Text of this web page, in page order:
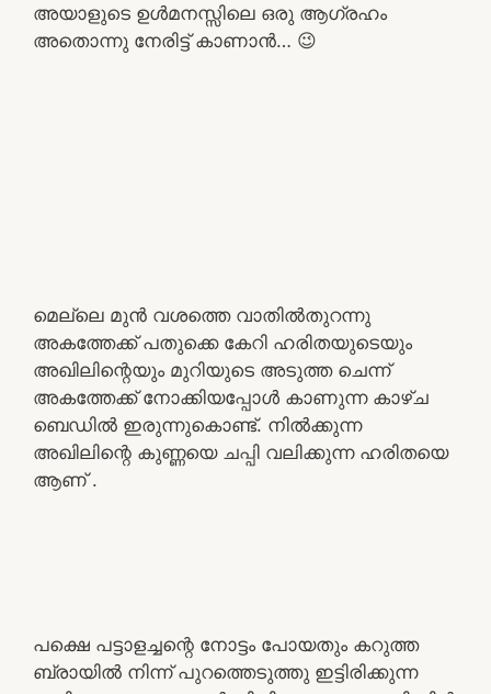
അയാളുടെ ഉൾമനസ്സിലെ ഒരു ആഗ്രഹം
അതൊന്നു നേരിട്ട് കാണാൻ… 😉
മെല്ലെ മുൻ വശത്തെ വാതിൽതുറന്നു
അകത്തേക്ക് പതുക്കെ കേറി ഹരിതയുടെയും
അഖിലിന്റെയും മുറിയുടെ അടുത്ത ചെന്ന്
അകത്തേക്ക് നോക്കിയപ്പോൾ കാണുന്ന കാഴ്ച
ബെഡിൽ ഇരുന്നുകൊണ്ട്. നിൽക്കുന്ന
അഖിലിന്റെ കുണ്ണയെ ചപ്പി വലിക്കുന്ന ഹരിതയെ
ആണ് .
പക്ഷെ പട്ടാളച്ചന്റെ നോട്ടം പോയതും കറുത്ത
ബ്രായിൽ നിന്ന് പുറത്തെടുത്തു ഇട്ടിരിക്കുന്ന